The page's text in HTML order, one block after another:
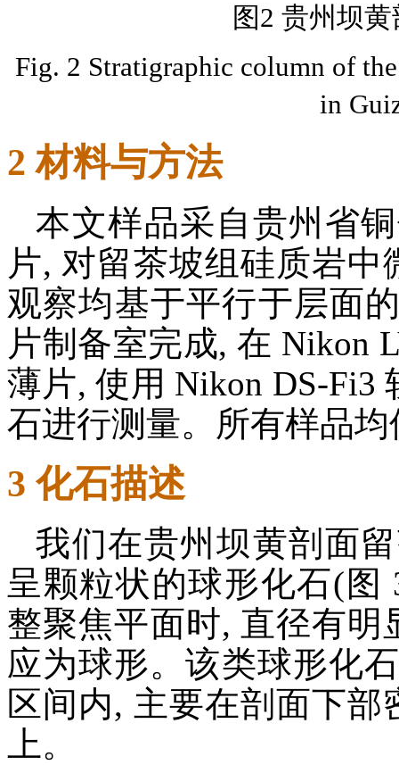
图2 贵州坝
Fig. 2 Stratigraphic column of
in
2 材料与方法
本文样品采自贵州省
片, 对留茶坡组硅质岩
观察均基于平行于层面
片制备室完成, 在 Nikon
薄片, 使用 Nikon DS-Fi3
石进行测量。所有样品
3 化石描述
我们在贵州坝黄剖面
呈颗粒状的球形化石(图
整聚焦平面时, 直径有
应为球形。该类球形化
区间内, 主要在剖面下
上。